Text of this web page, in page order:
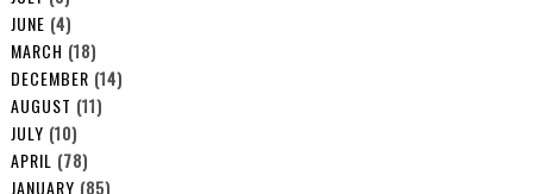
JUNE (4)
MARCH (18)
DECEMBER (14)
AUGUST (11)
JULY (10)
APRIL (78)
JANUARY (85)